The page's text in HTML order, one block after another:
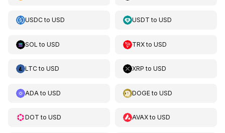
USDCto USD USDT toUSD
SOL to USD TRXtoUSD
LTCto USD XRP toUSD
ADA to USD DOGEtoUSD
DOT to USD AVAXtoUSD